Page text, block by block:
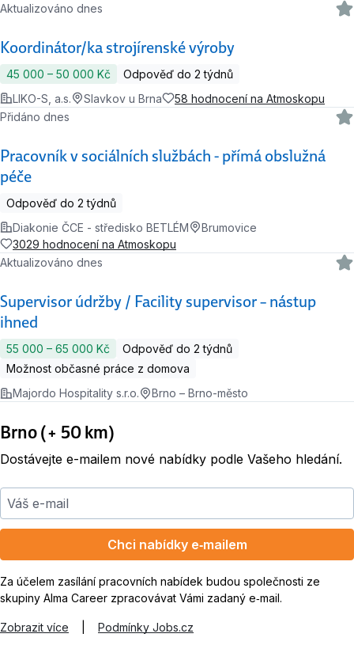
Koordinátor/ka strojírenské výroby
Aktualizováno dnes
45 000 ‍–‍ 50 000 Kč
Odpověď do 2 týdnů
LIKO-S, a.s.
Slavkov u Brna 58 hodnocení na Atmoskopu
Pracovník v sociálních službách - přímá obslužná
péče
Přidáno dnes
Odpověď do 2 týdnů
Diakonie ČCE - středisko BETLÉM
Brumovice
3029 hodnocení na Atmoskopu
Supervisor údržby / Facility supervisor – nástup
ihned
Aktualizováno dnes
55 000 ‍–‍ 65 000 Kč
Odpověď do 2 týdnů
Možnost občasné práce z domova
Majordo Hospitality s.r.o.
Brno – Brno-město
Brno (+ 50 km)
Dostávejte e-mailem nové nabídky podle Vašeho hledání.
Váš e-mail
Chci nabídky e‑mailem
Za účelem zasílání pracovních nabídek budou společnosti ze
skupiny Alma Career zpracovávat Vámi zadaný e‑mail.
Zobrazit více Podmínky Jobs.cz